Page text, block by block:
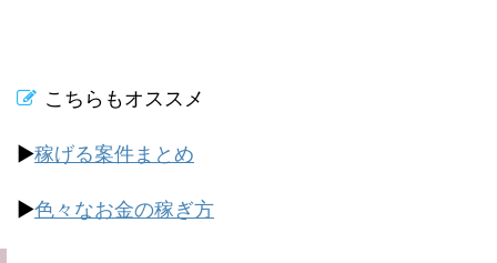
こちらもオススメ
▶︎稼げる案件まとめ
▶︎色々なお金の稼ぎ方